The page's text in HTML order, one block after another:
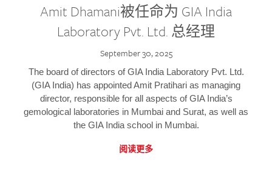
Amit Dhamani被任命为 GIA India
Laboratory Pvt. Ltd. 总经理
September 30, 2025
The board of directors of GIA India Laboratory Pvt. Ltd.
(GIA India) has appointed Amit Pratihari as managing
director, responsible for all aspects of GIA India’s
gemological laboratories in Mumbai and Surat, as well as
the GIA India school in Mumbai.
阅读更多